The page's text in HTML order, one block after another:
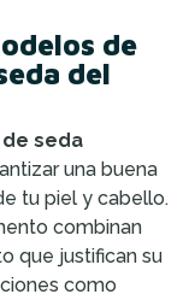
de
del
seda
una buena
tu piel y cabello.
combinan
que justifican su
como